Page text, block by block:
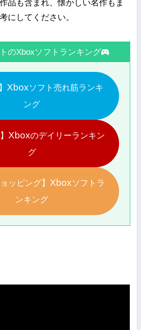
品も含まれ、懐かしい名作もま
にしてください。
のXboxソフトランキング
Xboxソフト売れ筋ランキ
ング
Xboxのデイリーランキン
グ
ッピング】 Xboxソフトラ
ンキング